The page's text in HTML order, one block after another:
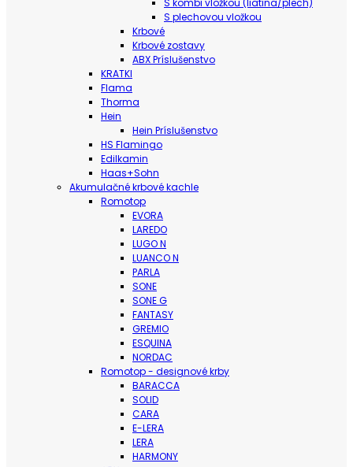
S kombi vložkou (liatina/plech)
S plechovou vložkou
Krbové
Krbové zostavy
ABX Príslušenstvo
KRATKI
Flama
Thorma
Hein
Hein Príslušenstvo
HS Flamingo
Edilkamin
Haas+Sohn
Akumulačné krbové kachle
Romotop
EVORA
LAREDO
LUGO N
LUANCO N
PARLA
SONE
SONE G
FANTASY
GREMIO
ESQUINA
NORDAC
Romotop - designové krby
BARACCA
SOLID
CARA
E-LERA
LERA
HARMONY